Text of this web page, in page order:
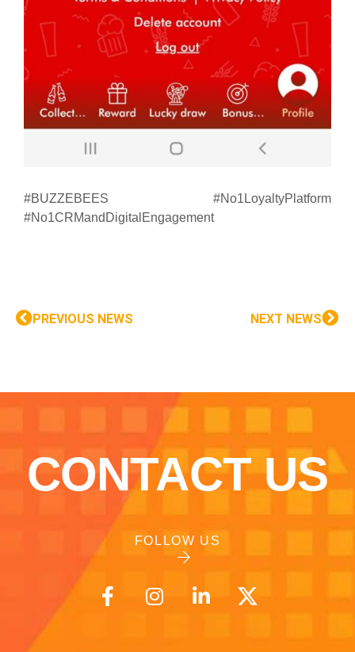
#BUZZEBEES #No1LoyaltyPlatform
#No1CRMandDigitalEngagement
PREVIOUS NEWS NEXT NEWS
CONTACT US
FOLLOW US